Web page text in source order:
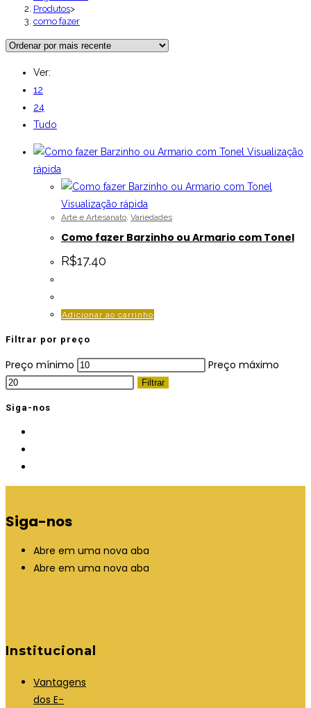
Produtos>
como fazer
Ver:
12
24
Tudo
Visualização
rápida
Visualização rápida
Arte e Artesanato, Variedades
Como fazer Barzinho ou Armario com Tonel
R$17.40
Adicionar ao carrinho
Filtrar por preço
Preço mínimo Preço máximo
Filtrar
Siga-nos
Siga-nos
Abre em uma nova aba
Abre em uma nova aba
Institucional
Vantagens
dos E-